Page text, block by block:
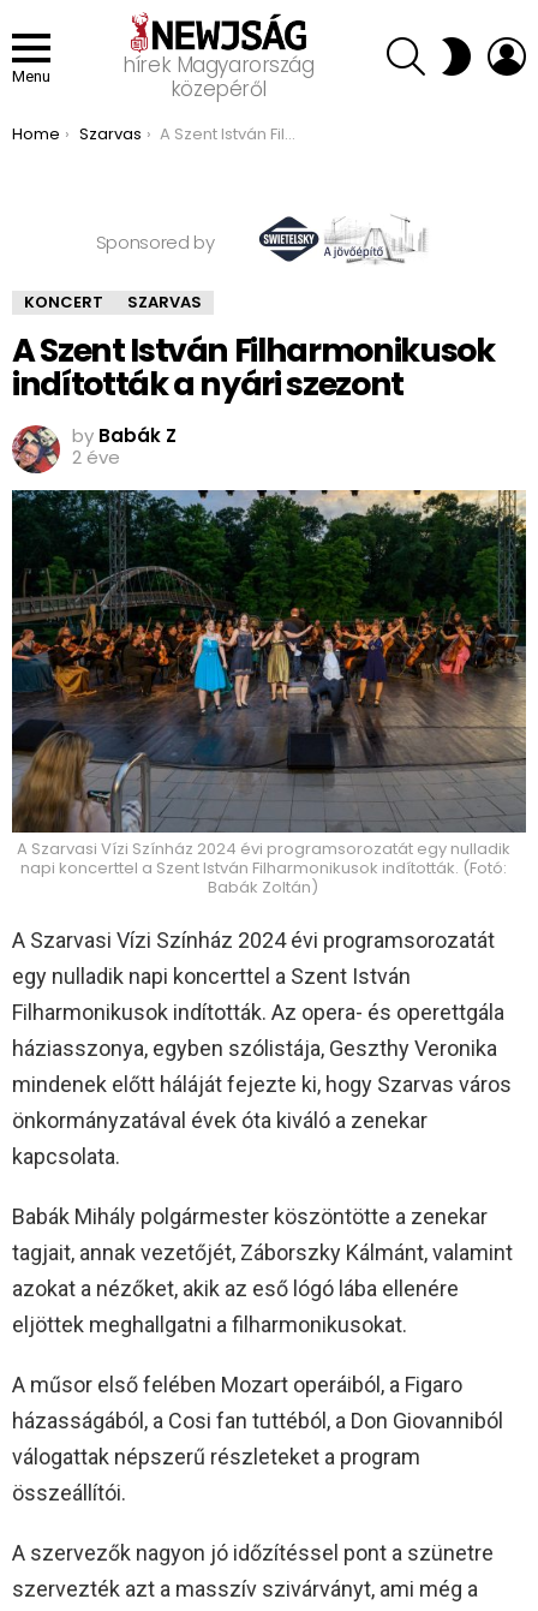
Menu
hírek Magyarország
közepéről
SEARCH SWITCH
SKIN
You are here:
Home Szarvas A Szent István Filharmonikusok indították a nyári szezont
Sponsored by
KONCERT SZARVAS
A Szent István Filharmonikusok
indították a nyári szezont
by Babák Z
2 éve
A Szarvasi Vízi Színház 2024 évi programsorozatát egy nulladik
napi koncerttel a Szent István Filharmonikusok indították. (Fotó:
Babák Zoltán)
A Szarvasi Vízi Színház 2024 évi programsorozatát
egy nulladik napi koncerttel a Szent István
Filharmonikusok indították. Az opera- és operettgála
háziasszonya, egyben szólistája, Geszthy Veronika
mindenek előtt háláját fejezte ki, hogy Szarvas város
önkormányzatával évek óta kiváló a zenekar
kapcsolata.
Babák Mihály polgármester köszöntötte a zenekar
tagjait, annak vezetőjét, Záborszky Kálmánt, valamint
azokat a nézőket, akik az eső lógó lába ellenére
eljöttek meghallgatni a filharmonikusokat.
A műsor első felében Mozart operáiból, a Figaro
házasságából, a Cosi fan tuttéból, a Don Giovanniból
válogattak népszerű részleteket a program
összeállítói.
A szervezők nagyon jó időzítéssel pont a szünetre
szervezték azt a masszív szivárványt, ami még a